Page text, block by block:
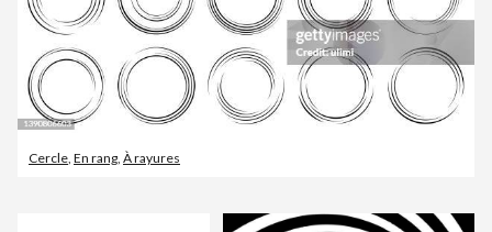
Cercle, En rang, À rayures